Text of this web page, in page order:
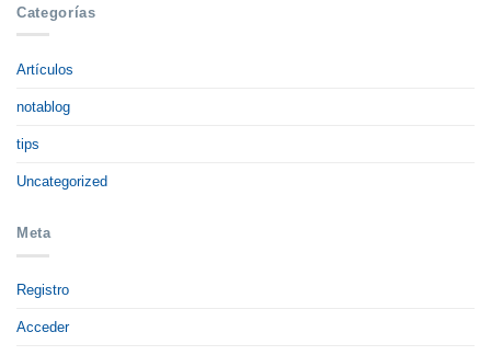
Categorías
Artículos
notablog
tips
Uncategorized
Meta
Registro
Acceder